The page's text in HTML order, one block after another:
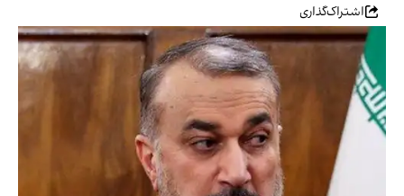
اشتراک‌گذاری